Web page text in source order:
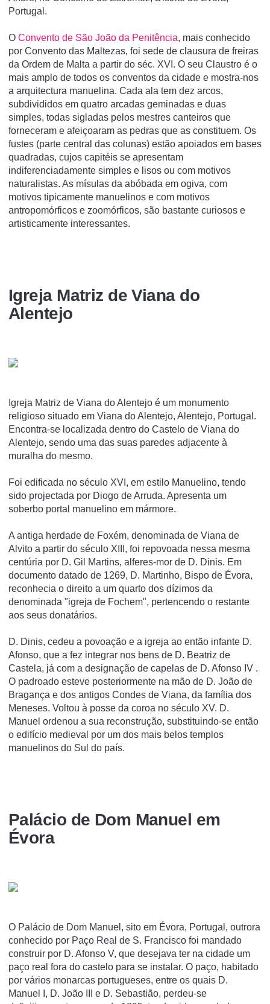
Portugal.
O Convento de São João da Penitência, mais conhecido
por Convento das Maltezas, foi sede de clausura de freiras
da Ordem de Malta a partir do séc. XVI. O seu Claustro é o
mais amplo de todos os conventos da cidade e mostra-nos
a arquitectura manuelina. Cada ala tem dez arcos,
subdivididos em quatro arcadas geminadas e duas
simples, todas sigladas pelos mestres canteiros que
forneceram e afeiçoaram as pedras que as constituem. Os
fustes (parte central das colunas) estão apoiados em bases
quadradas, cujos capitéis se apresentam
indiferenciadamente simples e lisos ou com motivos
naturalistas. As mísulas da abóbada em ogiva, com
motivos tipicamente manuelinos e com motivos
antropomórficos e zoomórficos, são bastante curiosos e
artisticamente interessantes.
Igreja Matriz de Viana do
Alentejo
Igreja Matriz de Viana do Alentejo é um monumento
religioso situado em Viana do Alentejo, Alentejo, Portugal.
Encontra-se localizada dentro do Castelo de Viana do
Alentejo, sendo uma das suas paredes adjacente à
muralha do mesmo.
Foi edificada no século XVI, em estilo Manuelino, tendo
sido projectada por Diogo de Arruda. Apresenta um
soberbo portal manuelino em mármore.
A antiga herdade de Foxém, denominada de Viana de
Alvito a partir do século XIII, foi repovoada nessa mesma
centúria por D. Gil Martins, alferes-mor de D. Dinis. Em
documento datado de 1269, D. Martinho, Bispo de Évora,
reconhecia o direito a um quarto dos dízimos da
denominada "igreja de Fochem", pertencendo o restante
aos seus donatários.
D. Dinis, cedeu a povoação e a igreja ao então infante D.
Afonso, que a fez integrar nos bens de D. Beatriz de
Castela, já com a designação de capelas de D. Afonso IV .
O padroado esteve posteriormente na mão de D. João de
Bragança e dos antigos Condes de Viana, da família dos
Meneses. Voltou à posse da coroa no século XV. D.
Manuel ordenou a sua reconstrução, substituindo-se então
o edifício medieval por um dos mais belos templos
manuelinos do Sul do país.
Palácio de Dom Manuel em
Évora
O Palácio de Dom Manuel, sito em Évora, Portugal, outrora
conhecido por Paço Real de S. Francisco foi mandado
construir por D. Afonso V, que desejava ter na cidade um
paço real fora do castelo para se instalar. O paço, habitado
por vários monarcas portugueses, entre os quais D.
Manuel I, D. João III e D. Sebastião, perdeu-se